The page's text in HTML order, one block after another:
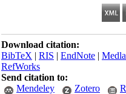
Download citation:
BibTeX|RIS|EndNote|
RefWorks
Send citation to:
Mendeley
Zotero